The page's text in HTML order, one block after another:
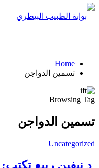
Home
تسمين الدواجن
Browsing Tag
تسمين الدواجن
Uncategorized
د نيفين ربيع